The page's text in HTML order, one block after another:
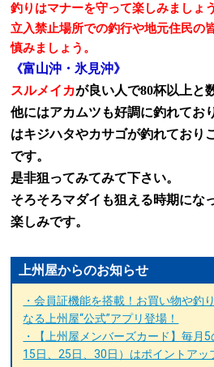
釣りはマナーを守って楽しみましょ
立入禁止場所での釣行や地元住民の
慎みましょう。
《富山沖・氷見沖》
スルメイカが良い人で80杯以上と
他にはアカムツも好調に釣れてお
はキジハタやカサゴが釣れており
です。
是非狙ってみてみて下さい。
そろそろマダイも狙える時期にな
楽しみです。
上州屋からのお知らせ
・会員証機能を搭載！お買い物や釣
なる上州屋“公式”アプリ登場！
・【上州屋メンバーズカード】毎月5
15日、25日、30日）はポイントアッ